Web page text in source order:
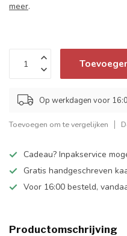
meer.
Op werkdagen voor
Toevoegen om te vergelijken
Cadeau? Inpakservice
Gratis handgeschreven
Voor 16:00 besteld,
Productomschrijving